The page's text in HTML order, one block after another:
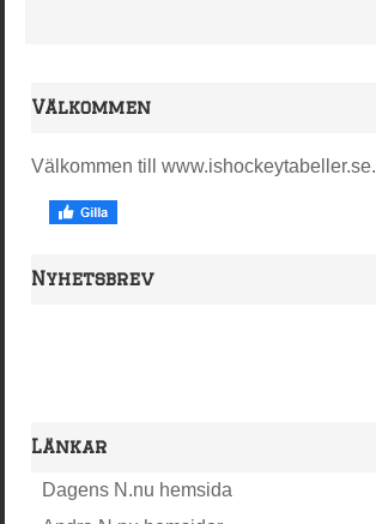
Välkommen
Välkommen till www.ishockeytabeller.se.
Nyhetsbrev
Länkar
Dagens N.nu hemsida